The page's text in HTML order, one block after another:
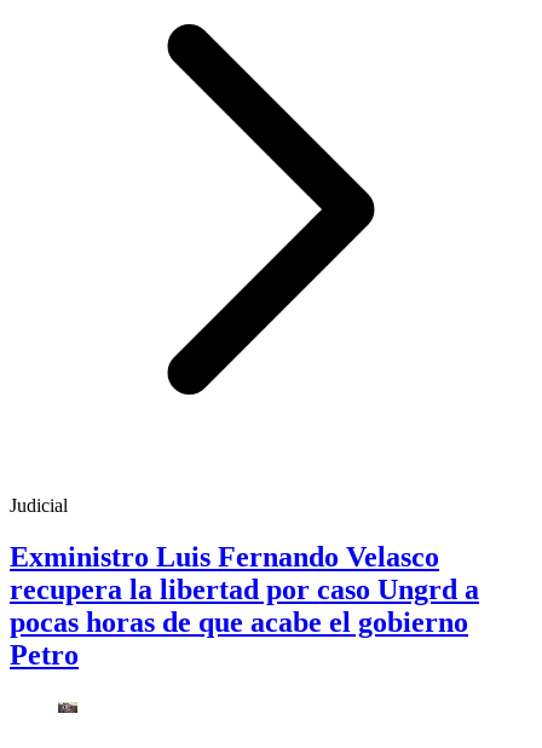
Judicial
Exministro Luis Fernando Velasco
recupera la libertad por caso Ungrd a
pocas horas de que acabe el gobierno
Petro